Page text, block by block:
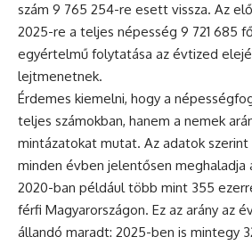
szám 9 765 254-re esett vissza. Az
2025-re a teljes népesség 9 721 685
egyértelmű folytatása az évtized
lejtmenetnek.
Érdemes kiemelni, hogy a
teljes számokban, hanem a nemek
mintázatokat mutat. Az adatok szerint
minden évben jelentősen meghaladja
2020-ban például több mint 355
férfi Magyarországon. Ez az arány az
állandó maradt: 2025-ben is mintegy